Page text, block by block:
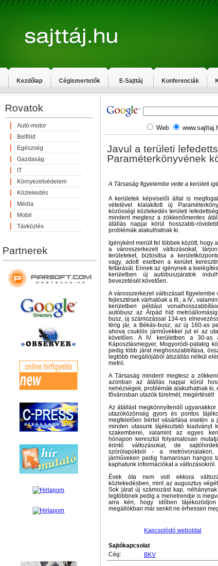
Kezdőlap Cégismertetők E-Sajttáj Konferenciák
Rovatok
Autó-motor
Belföld
Egészség
Gazdaság
IT
Környezetvédelem
Közlekedés
Média
Mobil
Távközlés
Partnerek
Web
Javul a területi
Paraméterkönyvének
A Társaság figyelembe vette a kerületi
A kerületek képviselői által is
vételével kialakított új
közösségi közlekedés területi
mindent megtesz a zökkenőmentes
átállás napjai körül hosszabb-
problémák alakulhatnak ki.
Igényként merült fel többek között, hogy
a városszerkezeti változásokat,
területeket, biztosítsa a
vagy, adott esetben a kerület
feltárását. Ennek az igénynek a
kerületben új autóbuszjáratok
bevezetését követően.
A városszerkezet változásait
fejlesztések várhatóak a III., a IV.,
kerületben például
autóbusz az Árpád híd
busz, új számozással 134-es
térig jár, a Békás-busz, az új 160-as
ahova csuklós járművekkel jut el az
követően. A IV. kerületben a 30-as
Káposztásmegyer, Mogyoródi-patakig
pedig több járat meghosszabbítása,
legtöbb megállójából átszállás nélkül
metró.
A Társaság mindent megtesz a
azonban az átállás napjai körül
nehézségek, problémák alakulhatnak ki,
fővárosban utazók türelmét, megértését!
Az átállást megkönnyítendő
utazóközönség gyors és pontos
megfelelően bérlet vásárlása esetén a
minden utasunk tájékoztató kiadványt
szakemberei, valamint az egyes
hónapon keresztül folyamatosan
érintő változásokat, de
szórólapokból - a metróvonalakon,
járműveken pedig hamarosan hangos
kaphatunk információkat a változásokról.
Évek óta nem volt ekkora
közlekedésben, mint az augusztus
Sok járat új számozást kap,
legtöbbnek pedig a menetrendje is
arra kéri, hogy időben
megállókban már senkit ne érhessen
Kapcsolódó weboldal
Sajtókapcsolat
Cég:
BKV